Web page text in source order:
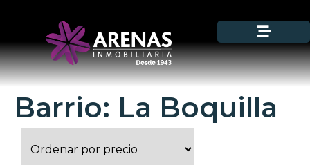
Barrio: La Boquilla